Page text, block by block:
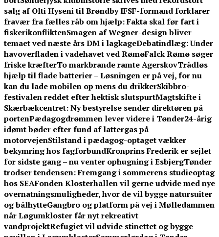
salg af Olti Hyseni til Brøndby IFSF-formand forklarer
fravær fra fælles råb om hjælp: Fakta skal før fart i
fiskerikonfliktenSmagen af Wegner-design bliver
temaet ved næste års DM i lagkageDebatindlæg: Under
havoverfladen i vadehavet ved RømøFalck Rømø søger
friske kræfterTo markbrande ramte AgerskovTrådløs
hjælp til flade batterier – Løsningen er på vej, for nu
kan du lade mobilen op mens du drikkerSkibbro-
festivalen reddet efter hektisk slutspurtMagtskifte i
Skærbækcentret: Ny bestyrelse sender direktøren på
portenPædagogdrømmen lever videre i Tønder24-årig
idømt bøder efter fund af lattergas på
motorvejenStilstand i pædagog-optaget vækker
bekymring hos fagforbundKronprins Frederik er sejlet
for sidste gang – nu venter ophugning i EsbjergTønder
trodser tendensen: Fremgang i sommerens studieoptag
hos SEAFonden Klosterhallen vil gerne udvide med nye
overnatningsmuligheder, hvor de vil bygge natursuiter
og bålhytteGangbro og platform på vej i Mølledammen
når Løgumkloster får nyt rekreativt
vandprojektRefugiet vil udvide stinettet og bygge